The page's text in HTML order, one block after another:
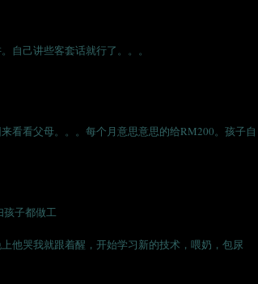
自己讲些客套话就行了。。。
看看父母。。。每个月意思意思的给RM200。孩子自
孩子都做工
他哭我就跟着醒，开始学习新的技术，喂奶，包尿